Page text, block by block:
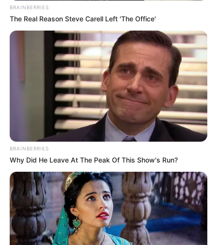
BRAINBERRIES
The Real Reason Steve Carell Left 'The Office'
BRAINBERRIES
Why Did He Leave At The Peak Of This Show's Run?